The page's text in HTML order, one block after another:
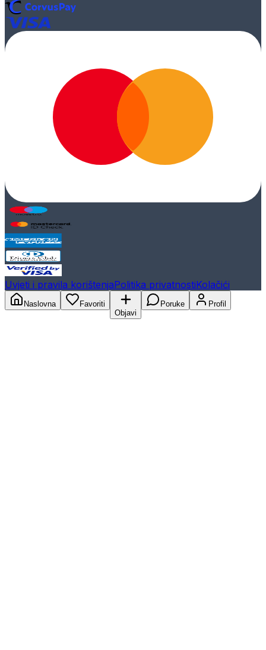
Uvjeti i pravila korištenjaPolitika privatnostiKolačići
Naslovna
Favoriti
Objavi
Poruke Profil